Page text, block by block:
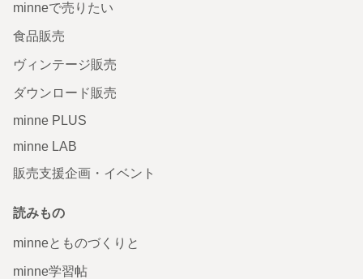
minneで売りたい
食品販売
ヴィンテージ販売
ダウンロード販売
minne PLUS
minne LAB
販売支援企画・イベント
読みもの
minneとものづくりと
minne学習帖